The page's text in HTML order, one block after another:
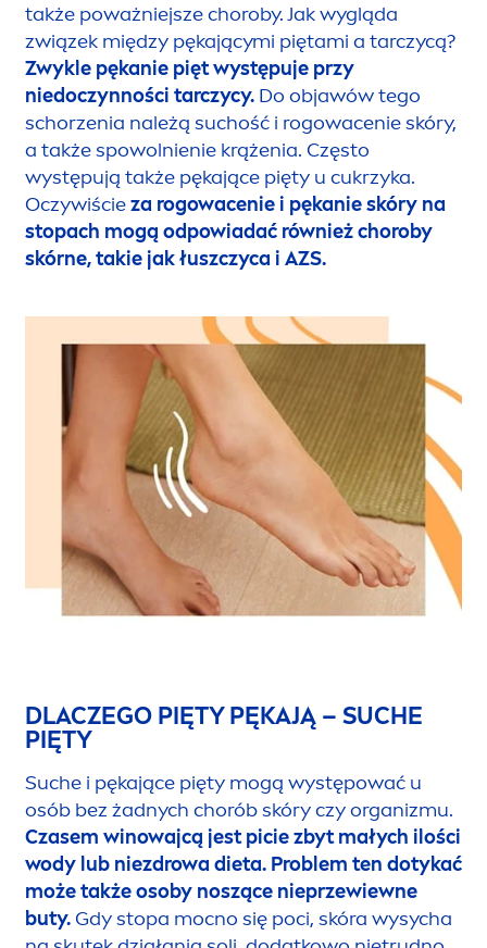
także poważniejsze choroby. Jak wygląda
związek między pękającymi piętami a tarczycą?
Zwykle pękanie pięt występuje przy
niedoczynności tarczycy. Do objawów tego
schorzenia należą suchość i rogowacenie skóry,
a także spowolnienie krążenia. Często
występują także pękające pięty u cukrzyka.
Oczywiścieza rogowacenie i pękanie skóry na
stopach mogą odpowiadać również choroby
skórne, takie jak łuszczyca i AZS.
DLACZEGO PIĘTY PĘKAJĄ – SUCHE
PIĘTY
Suche i pękające pięty mogą występować u
osób bez żadnych chorób skóry czy organizmu.
Czasem winowajcą jest picie zbyt małych ilości
wody lub niezdrowa dieta. Problem ten dotykać
może także osoby noszące nieprzewiewne
buty. Gdy stopa mocno się poci, skóra wysycha